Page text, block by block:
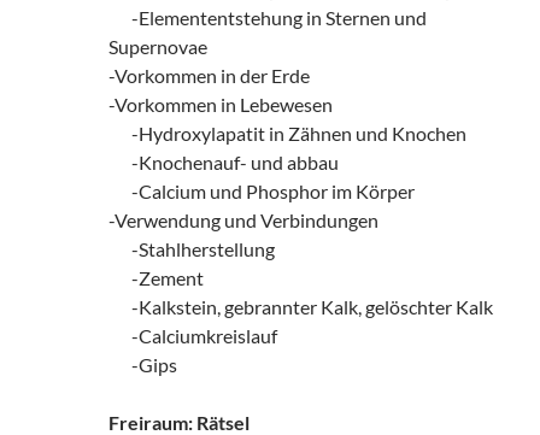
-Elemententstehung in Sternen und
Supernovae
-Vorkommen in der Erde
-Vorkommen in Lebewesen
-Hydroxylapatit in Zähnen und Knochen
-Knochenauf- und abbau
-Calcium und Phosphor im Körper
-Verwendung und Verbindungen
-Stahlherstellung
-Zement
-Kalkstein, gebrannter Kalk, gelöschter Kalk
-Calciumkreislauf
-Gips
Freiraum: Rätsel